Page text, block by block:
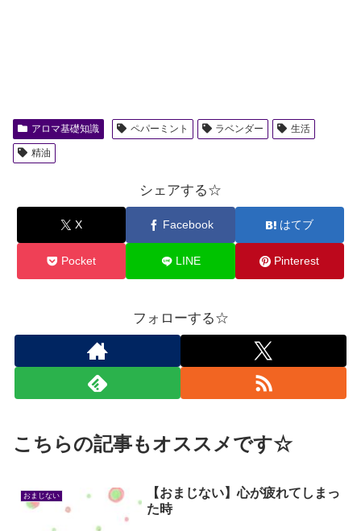
アロマ基礎知識 ペパーミント ラベンダー 生活
精油
シェアする☆
X Facebook はてブ
Pocket LINE Pinterest
フォローする☆
こちらの記事もオススメです☆
おまじない
【おまじない】心が疲れてしまっ
た時